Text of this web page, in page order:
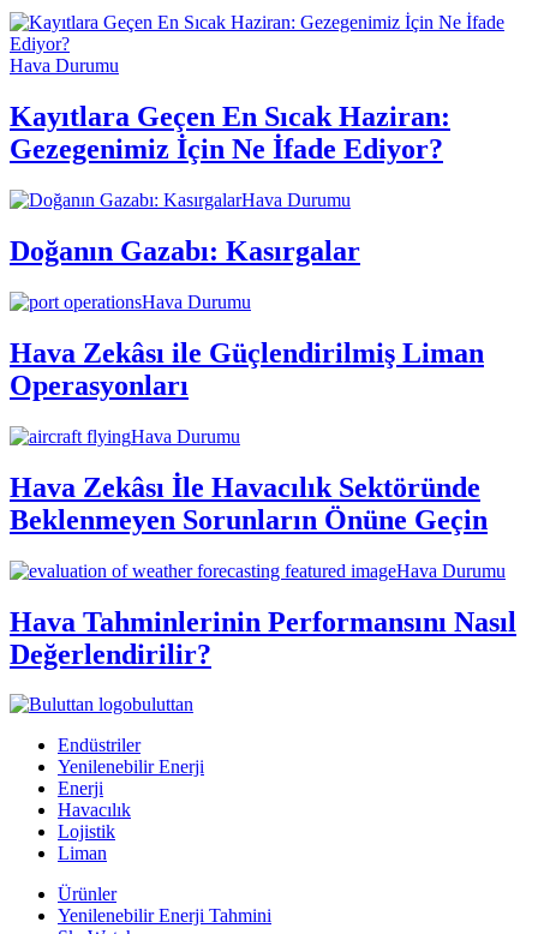
Hava Durumu
Kayıtlara Geçen En Sıcak Haziran:
Gezegenimiz İçin Ne İfade Ediyor?
Hava Durumu
Doğanın Gazabı: Kasırgalar
Hava Durumu
Hava Zekâsı ile Güçlendirilmiş Liman
Operasyonları
Hava Durumu
Hava Zekâsı İle Havacılık Sektöründe
Beklenmeyen Sorunların Önüne Geçin
Hava Durumu
Hava Tahminlerinin Performansını Nasıl
Değerlendirilir?
buluttan
Endüstriler
Yenilenebilir Enerji
Enerji
Havacılık
Lojistik
Liman
Ürünler
Yenilenebilir Enerji Tahmini